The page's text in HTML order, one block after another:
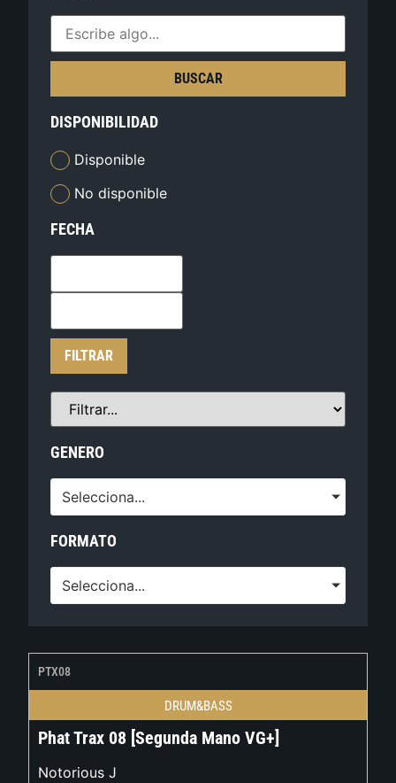
BUSCAR
DISPONIBILIDAD
Disponible
No disponible
FECHA
FILTRAR
GENERO
Selecciona...
FORMATO
Selecciona...
PTX08
DRUM&BASS
Phat Trax 08 [Segunda Mano VG+]
Notorious J